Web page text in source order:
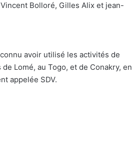
Bolloré, Gilles Alix et jean-
avoir utilisé les activités de
Lomé, au Togo, et de Conakry, en
appelée SDV.